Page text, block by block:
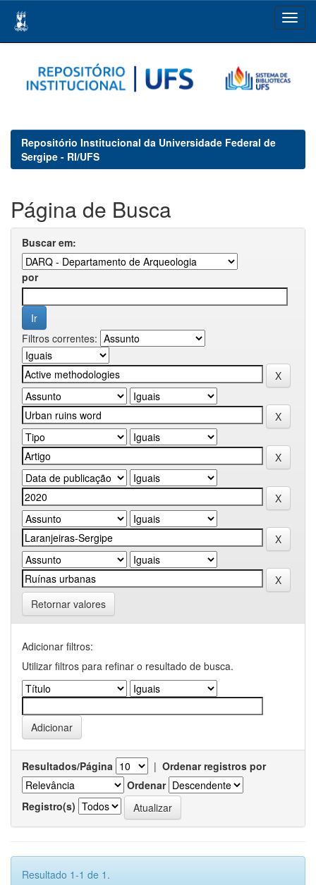
navigation
Repositório Institucional da Universidade Federal de
Sergipe - RI/UFS
Página de Busca
Buscar em:
por
Filtros correntes:
Retornar valores
Adicionar filtros:
Utilizar filtros para refinar o resultado de busca.
Resultados/Página | Ordenar registros por
Ordenar
Registro(s)
Resultado 1-1 de 1.